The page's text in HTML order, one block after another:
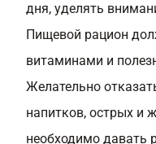
дня, уделять
Пищевой рацион
витаминами и
Желательно
напитков, острых и
необходимо давать